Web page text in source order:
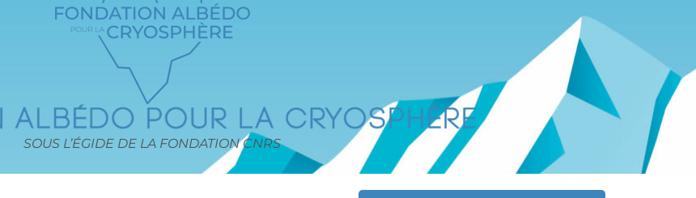
SOUS L’ÉGIDE DE LA FONDATION CNRS